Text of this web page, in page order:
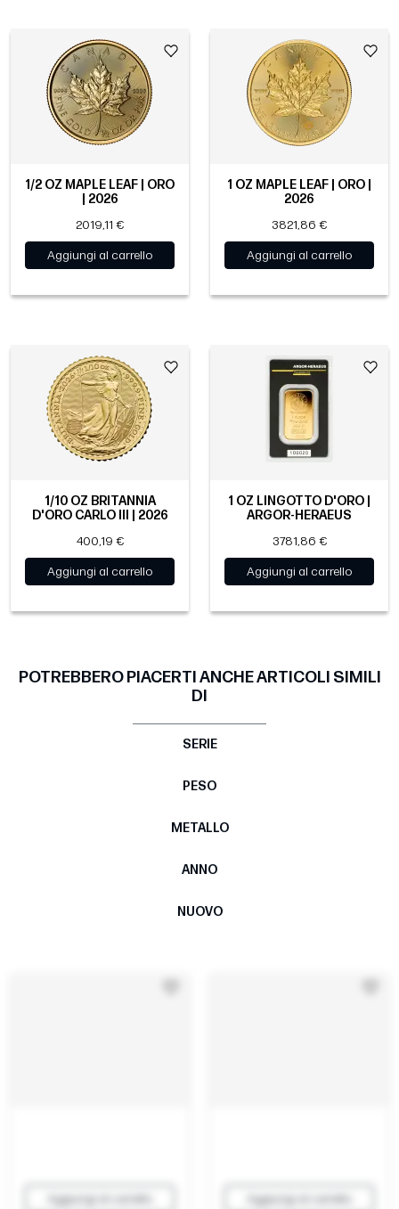
1/2 OZ MAPLE LEAF | ORO
| 2026
2019,11 €
Aggiungi al carrello
1 OZ MAPLE LEAF | ORO |
2026
3821,86 €
Aggiungi al carrello
1/10 OZ BRITANNIA
D'ORO CARLO III | 2026
400,19 €
Aggiungi al carrello
1 OZ LINGOTTO D'ORO |
ARGOR-HERAEUS
3781,86 €
Aggiungi al carrello
POTREBBERO PIACERTI ANCHE ARTICOLI SIMILI
DI
SERIE
PESO
METALLO
ANNO
NUOVO
Aggiungi al carrello Aggiungi al carrello